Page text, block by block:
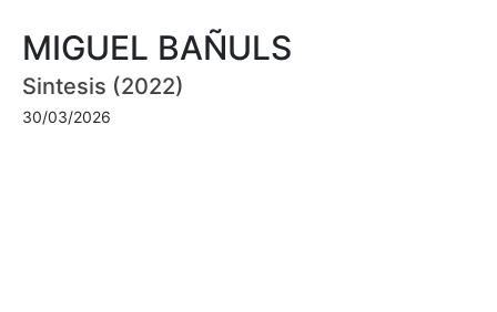
MIGUEL BAÑULS
Sintesis (2022)
30/03/2026